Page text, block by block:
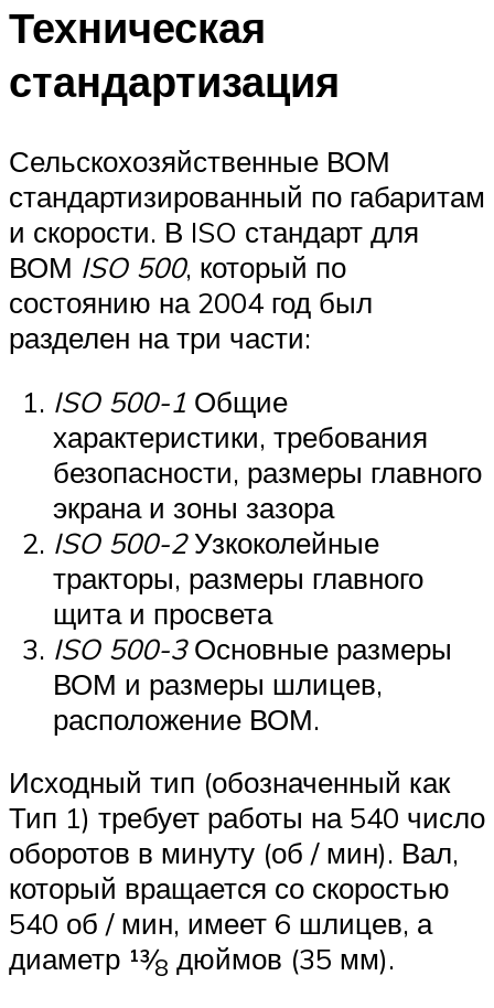
Техническая
стандартизация
Сельскохозяйственные ВОМ
стандартизированный по габаритам
и скорости. В ISO стандарт для
ВОМ ISO 500, который по
состоянию на 2004 год был
разделен на три части:
ISO 500-1 Общие
характеристики, требования
безопасности, размеры главного
экрана и зоны зазора
ISO 500-2Узкоколейные
тракторы, размеры главного
щита и просвета
ISO 500-3Основные размеры
ВОМ и размеры шлицев,
расположение ВОМ.
Исходный тип (обозначенный как
Тип 1) требует работы на 540 число
оборотов в минуту (об / мин). Вал,
который вращается со скоростью
540 об / мин, имеет 6 шлицев, а
диаметр 13⁄8 дюймов (35 мм).